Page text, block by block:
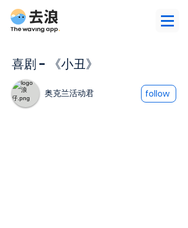
喜剧 - 《小丑》
奥克兰活动君 follow